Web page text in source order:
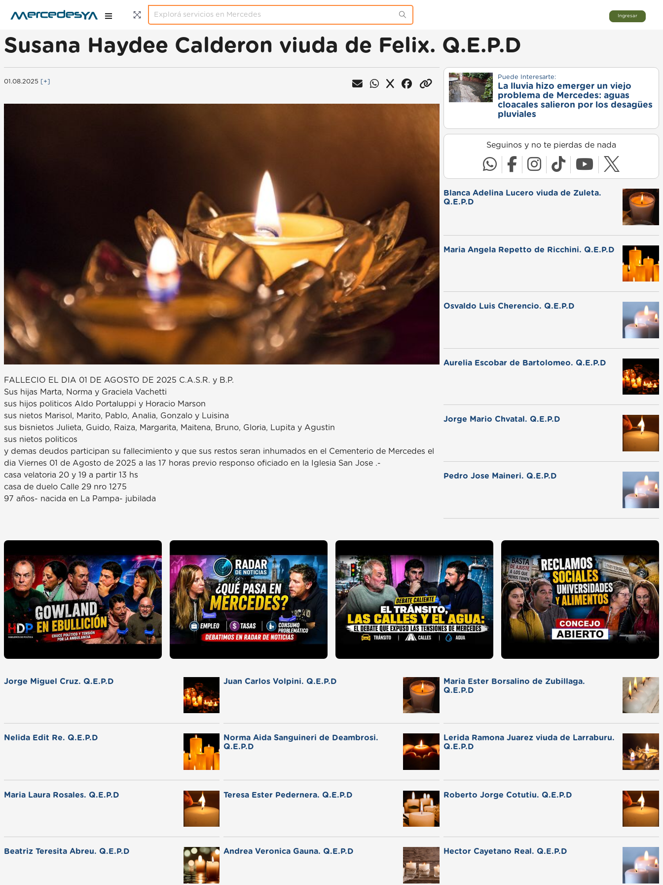
Ingresar
Susana Haydee Calderon viuda de Felix. Q.E.P.D
01.08.2025 [+]
FALLECIO EL DIA 01 DE AGOSTO DE 2025 C.A.S.R. y B.P.
Sus hijas Marta, Norma y Graciela Vachetti
sus hijos politicos Aldo Portaluppi y Horacio Marson
sus nietos Marisol, Marito, Pablo, Analia, Gonzalo y Luisina
sus bisnietos Julieta, Guido, Raiza, Margarita, Maitena, Bruno, Gloria, Lupita y Agustin
sus nietos politicos
y demas deudos participan su fallecimiento y que sus restos seran inhumados en el Cementerio de Mercedes el
dia Viernes 01 de Agosto de 2025 a las 17 horas previo responso oficiado en la Iglesia San Jose .-
casa velatoria 20 y 19 a partir 13 hs
casa de duelo Calle 29 nro 1275
97 años- nacida en La Pampa- jubilada
Puede Interesarte:
La lluvia hizo emerger un viejo
problema de Mercedes: aguas
cloacales salieron por los desagües
pluviales
Seguinos y no te pierdas de nada
Blanca Adelina Lucero viuda de Zuleta.
Q.E.P.D
Maria Angela Repetto de Ricchini. Q.E.P.D
Osvaldo Luis Cherencio. Q.E.P.D
Aurelia Escobar de Bartolomeo. Q.E.P.D
Jorge Mario Chvatal. Q.E.P.D
Pedro Jose Maineri. Q.E.P.D
Jorge Miguel Cruz. Q.E.P.D Juan Carlos Volpini. Q.E.P.D
Maria Ester Borsalino de Zubillaga.
Q.E.P.D
Nelida Edit Re. Q.E.P.D
Norma Aida Sanguineri de Deambrosi.
Q.E.P.D
Lerida Ramona Juarez viuda de Larraburu.
Q.E.P.D
Maria Laura Rosales. Q.E.P.D Teresa Ester Pedernera. Q.E.P.D Roberto Jorge Cotutiu. Q.E.P.D
Beatriz Teresita Abreu. Q.E.P.D Andrea Veronica Gauna. Q.E.P.D Hector Cayetano Real. Q.E.P.D